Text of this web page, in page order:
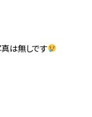
は無しです